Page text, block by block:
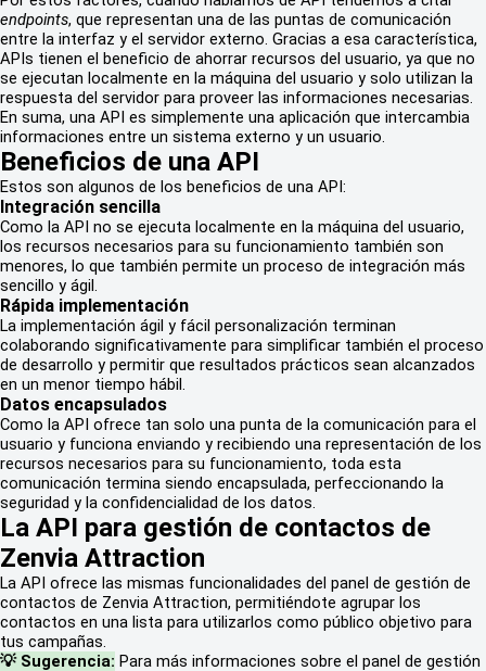
endpoints, que representan una de las puntas de comunicación
entre la interfaz y el servidor externo. Gracias a esa característica,
APIs tienen el beneficio de ahorrar recursos del usuario, ya que no
se ejecutan localmente en la máquina del usuario y solo utilizan la
respuesta del servidor para proveer las informaciones necesarias.
En suma, una API es simplemente una aplicación que intercambia
informaciones entre un sistema externo y un usuario.
Beneficios de una API
Estos son algunos de los beneficios de una API:
Integración sencilla
Como la API no se ejecuta localmente en la máquina del usuario,
los recursos necesarios para su funcionamiento también son
menores, lo que también permite un proceso de integración más
sencillo y ágil.
Rápida implementación
La implementación ágil y fácil personalización terminan
colaborando significativamente para simplificar también el proceso
de desarrollo y permitir que resultados prácticos sean alcanzados
en un menor tiempo hábil.
Datos encapsulados
Como la API ofrece tan solo una punta de la comunicación para el
usuario y funciona enviando y recibiendo una representación de los
recursos necesarios para su funcionamiento, toda esta
comunicación termina siendo encapsulada, perfeccionando la
seguridad y la confidencialidad de los datos.
La API para gestión de contactos de
Zenvia Attraction
La API ofrece las mismas funcionalidades del panel de gestión de
contactos de Zenvia Attraction, permitiéndote agrupar los
contactos en una lista para utilizarlos como público objetivo para
tus campañas.
💡 Sugerencia: Para más informaciones sobre el panel de gestión